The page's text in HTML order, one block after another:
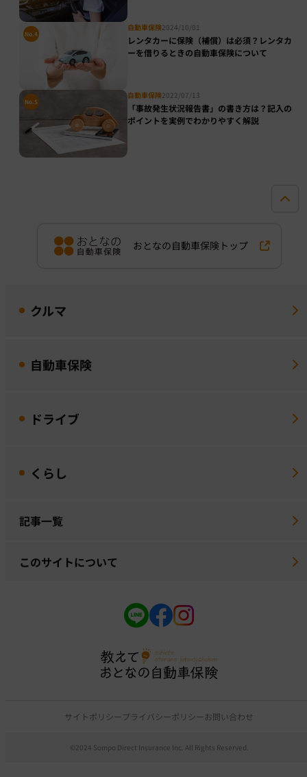
No.4
自動車保険2024/10/01
レンタカーに保険（補償）は必須？レンタカ
ーを借りるときの自動車保険について
No.5
自動車保険2022/07/13
「事故発生状況報告書」の書き方は？記入の
ポイントを実例でわかりやすく解説
おとなの自動車保険トップ
クルマ
自動車保険
ドライブ
くらし
記事一覧
このサイトについて
サイトポリシープライバシーポリシーお問い合わせ
©2024 Sompo Direct Insurance Inc. All Rights Reserved.